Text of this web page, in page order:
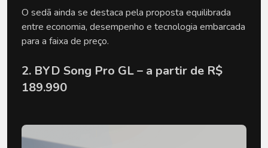
O sedã ainda se destaca pela proposta equilibrada
entre economia, desempenho e tecnologia embarcada
para a faixa de preço.
2. BYD Song Pro GL – a partir de R$
189.990